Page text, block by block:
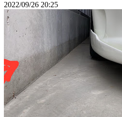
2022/09/26 20:25